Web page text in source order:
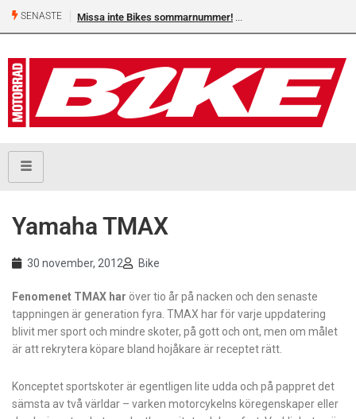
SENASTE Missa inte Bikes sommarnummer!
Yamaha TMAX
30 november, 2012 Bike
Fenomenet TMAX har över tio år på nacken och den senaste
tappningen är generation fyra. TMAX har för varje uppdatering
blivit mer sport och mindre skoter, på gott och ont, men om målet
är att rekrytera köpare bland hojåkare är receptet rätt.
Konceptet sportskoter är egentligen lite udda och på pappret det
sämsta av två världar – varken motorcykelns köregenskaper eller